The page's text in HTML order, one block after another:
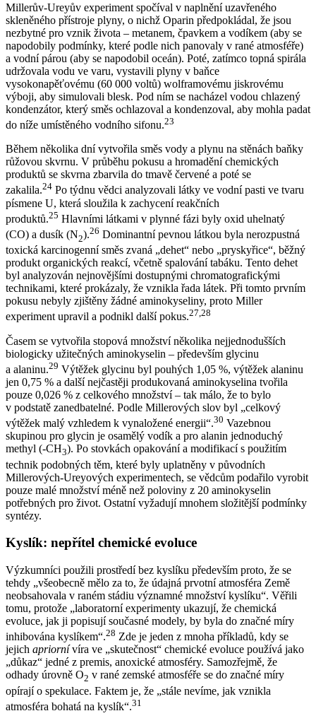
Millerův-Ureyův experiment spočíval v naplnění uzavřeného
skleněného přístroje plyny, o nichž Oparin předpokládal, že jsou
nezbytné pro vznik života – metanem, čpavkem a vodíkem (aby se
napodobily podmínky, které podle nich panovaly v rané atmosféře)
a vodní párou (aby se napodobil oceán). Poté, zatímco topná spirála
udržovala vodu ve varu, vystavili plyny v baňce
vysokonapěťovému (60 000 voltů) wolframovému jiskrovému
výboji, aby simulovali blesk. Pod ním se nacházel vodou chlazený
kondenzátor, který směs ochlazoval a kondenzoval, aby mohla padat
do níže umístěného vodního sifonu.23
Během několika dní vytvořila směs vody a plynu na stěnách baňky
růžovou skvrnu. V průběhu pokusu a hromadění chemických
produktů se skvrna zbarvila do tmavě červené a poté se
zakalila.24 Po týdnu vědci analyzovali látky ve vodní pasti ve tvaru
písmene U, která sloužila k zachycení reakčních
produktů.25 Hlavními látkami v plynné fázi byly oxid uhelnatý
(CO) a dusík (N2).26 Dominantní pevnou látkou byla nerozpustná
toxická karcinogenní směs zvaná „dehet“ nebo „pryskyřice“, běžný
produkt organických reakcí, včetně spalování tabáku. Tento dehet
byl analyzován nejnovějšími dostupnými chromatografickými
technikami, které prokázaly, že vznikla řada látek. Při tomto prvním
pokusu nebyly zjištěny žádné aminokyseliny, proto Miller
experiment upravil a podnikl další pokus.27,28
Časem se vytvořila stopová množství několika nejjednodušších
biologicky užitečných aminokyselin – především glycinu
a alaninu.29 Výtěžek glycinu byl pouhých 1,05 %, výtěžek alaninu
jen 0,75 % a další nejčastěji produkovaná aminokyselina tvořila
pouze 0,026 % z celkového množství – tak málo, že to bylo
v podstatě zanedbatelné. Podle Millerových slov byl „celkový
výtěžek malý vzhledem k vynaložené energii“.30 Vazebnou
skupinou pro glycin je osamělý vodík a pro alanin jednoduchý
methyl (-CH3). Po stovkách opakování a modifikací s použitím
technik podobných těm, které byly uplatněny v původních
Millerových-Ureyových experimentech, se vědcům podařilo vyrobit
pouze malé množství méně než poloviny z 20 aminokyselin
potřebných pro život. Ostatní vyžadují mnohem složitější podmínky
syntézy.
Kyslík: nepřítel chemické evoluce
Výzkumníci použili prostředí bez kyslíku především proto, že se
tehdy „všeobecně mělo za to, že údajná prvotní atmosféra Země
neobsahovala v raném stádiu významné množství kyslíku“. Věřili
tomu, protože „laboratorní experimenty ukazují, že chemická
evoluce, jak ji popisují současné modely, by byla do značné míry
inhibována kyslíkem“.28 Zde je jeden z mnoha příkladů, kdy se
jejich apriornívíra ve „skutečnost“ chemické evoluce používá jako
„důkaz“ jedné z premis, anoxické atmosféry. Samozřejmě, že
odhady úrovně O2 v rané zemské atmosféře se do značné míry
opírají o spekulace. Faktem je, že „stále nevíme, jak vznikla
atmosféra bohatá na kyslík“.31